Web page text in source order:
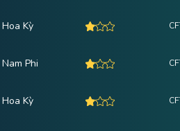
Hoa Kỳ
Nam Phi
Hoa Kỳ